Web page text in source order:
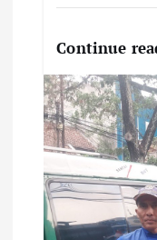
Continue